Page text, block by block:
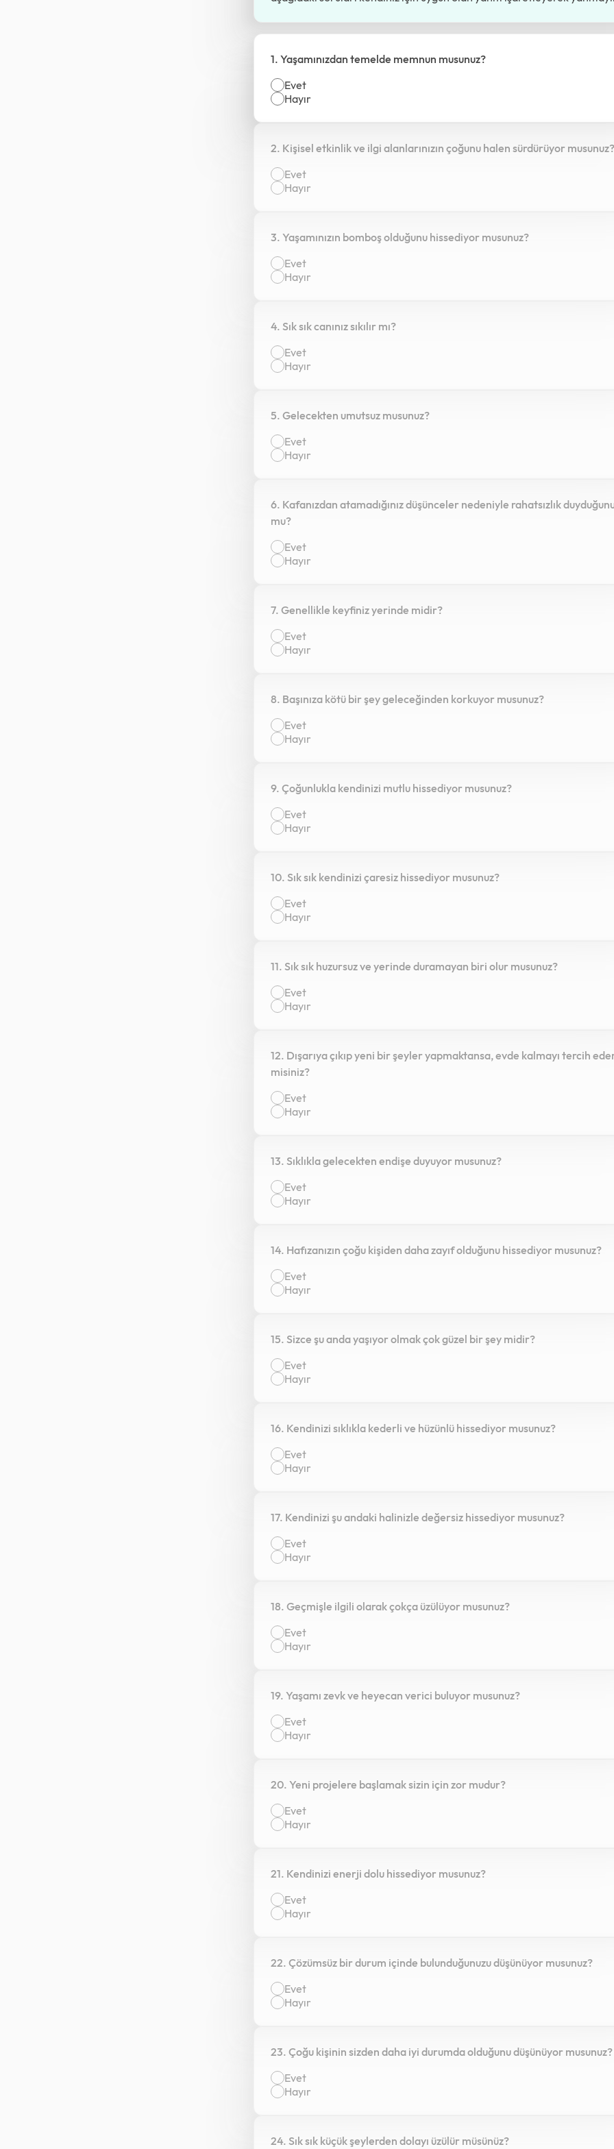
1. Yaşamınızdan temelde memnun musunuz?
Evet
Hayır
2. Kişisel etkinlik ve ilgi alanlarınızın çoğunu halen sürdürüyor musunuz?
Evet
Hayır
3. Yaşamınızın bomboş olduğunu hissediyor musunuz?
Evet
Hayır
4. Sık sık canınız sıkılır mı?
Evet
Hayır
5. Gelecekten umutsuz musunuz?
Evet
Hayır
6. Kafanızdan atamadığınız düşünceler nedeniyle rahatsızlık
mu?
Evet
Hayır
7. Genellikle keyfiniz yerinde midir?
Evet
Hayır
8. Başınıza kötü bir şey geleceğinden korkuyor musunuz?
Evet
Hayır
9. Çoğunlukla kendinizi mutlu hissediyor musunuz?
Evet
Hayır
10. Sık sık kendinizi çaresiz hissediyor musunuz?
Evet
Hayır
11. Sık sık huzursuz ve yerinde duramayan biri olur musunuz?
Evet
Hayır
12. Dışarıya çıkıp yeni bir şeyler yapmaktansa, evde kalmayı tercih
misiniz?
Evet
Hayır
13. Sıklıkla gelecekten endişe duyuyor musunuz?
Evet
Hayır
14. Hafızanızın çoğu kişiden daha zayıf olduğunu hissediyor musunuz?
Evet
Hayır
15. Sizce şu anda yaşıyor olmak çok güzel bir şey midir?
Evet
Hayır
16. Kendinizi sıklıkla kederli ve hüzünlü hissediyor musunuz?
Evet
Hayır
17. Kendinizi şu andaki halinizle değersiz hissediyor musunuz?
Evet
Hayır
18. Geçmişle ilgili olarak çokça üzülüyor musunuz?
Evet
Hayır
19. Yaşamı zevk ve heyecan verici buluyor musunuz?
Evet
Hayır
20. Yeni projelere başlamak sizin için zor mudur?
Evet
Hayır
21. Kendinizi enerji dolu hissediyor musunuz?
Evet
Hayır
22. Çözümsüz bir durum içinde bulunduğunuzu düşünüyor musunuz?
Evet
Hayır
23. Çoğu kişinin sizden daha iyi durumda olduğunu düşünüyor musunuz?
Evet
Hayır
24. Sık sık küçük şeylerden dolayı üzülür müsünüz?